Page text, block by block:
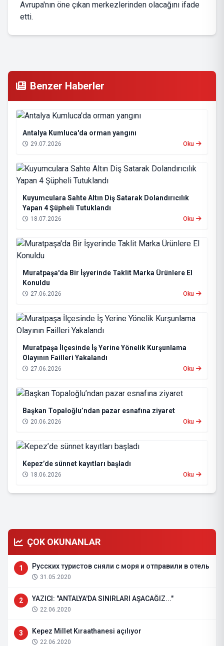
Avrupa'nın öne çıkan merkezlerinden olacağını ifade
etti.
Benzer Haberler
Antalya Kumluca'da orman yangını
29.07.2026 Oku
Kuyumculara Sahte Altın Diş Satarak Dolandırıcılık
Yapan 4 Şüpheli Tutuklandı
18.07.2026 Oku
Muratpaşa'da Bir İşyerinde Taklit Marka Ürünlere El
Konuldu
27.06.2026 Oku
Muratpaşa İlçesinde İş Yerine Yönelik Kurşunlama
Olayının Failleri Yakalandı
27.06.2026 Oku
Başkan Topaloğlu’ndan pazar esnafına ziyaret
20.06.2026 Oku
Kepez’de sünnet kayıtları başladı
18.06.2026 Oku
ÇOK OKUNANLAR
1 Русских туристов сняли с моря и отправили в отель
31.05.2020
2 YAZICI: "ANTALYA'DA SINIRLARI AŞACAĞIZ..."
22.06.2020
3 Kepez Millet Kıraathanesi açılıyor
22.06.2020